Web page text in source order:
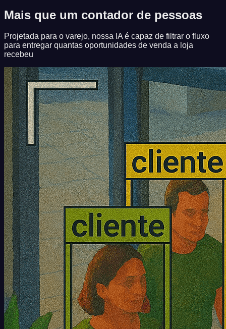
Mais que um contador de pessoas
Projetada para o varejo, nossa IA é capaz de filtrar o fluxo
para entregar quantas oportunidades de venda a loja
recebeu